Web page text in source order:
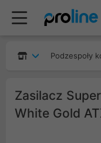
Podzespoły
Zasilacz
White Gold